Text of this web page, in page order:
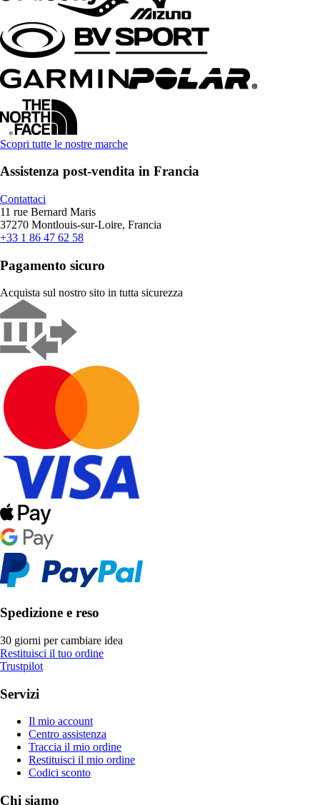
Scopri tutte le nostre marche
Assistenza post-vendita in Francia
Contattaci
11 rue Bernard Maris
37270 Montlouis-sur-Loire, Francia
+33 1 86 47 62 58
Pagamento sicuro
Acquista sul nostro sito in tutta sicurezza
Spedizione e reso
30 giorni per cambiare idea
Restituisci il tuo ordine
Trustpilot
Servizi
Il mio account
Centro assistenza
Traccia il mio ordine
Restituisci il mio ordine
Codici sconto
Chi siamo